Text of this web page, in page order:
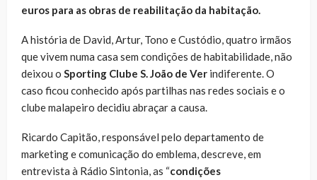
euros para as obras de reabilitação da habitação.
A história de David, Artur, Tono e Custódio, quatro irmãos
que vivem numa casa sem condições de habitabilidade, não
deixou o Sporting Clube S. João de Ver indiferente. O
caso ficou conhecido após partilhas nas redes sociais e o
clube malapeiro decidiu abraçar a causa.
Ricardo Capitão, responsável pelo departamento de
marketing e comunicação do emblema, descreve, em
entrevista à Rádio Sintonia, as “condições